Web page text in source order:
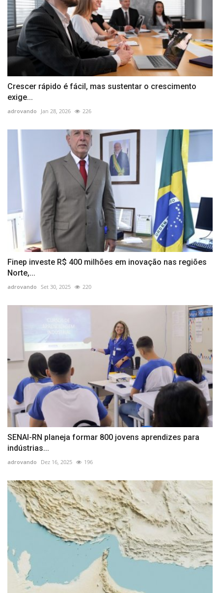
Crescer rápido é fácil, mas sustentar o crescimento
exige...
adrovando Jan 28, 2026 226
Finep investe R$ 400 milhões em inovação nas regiões
Norte,...
adrovando Set 30, 2025 220
SENAI-RN planeja formar 800 jovens aprendizes para
indústrias...
adrovando Dez 16, 2025 196